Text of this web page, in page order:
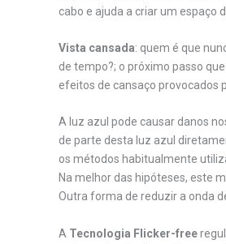
cabo e ajuda a criar um espaço
Vista cansada: quem é que
de tempo?; o próximo passo
efeitos de cansaço provocados
A luz azul pode causar danos
de parte desta luz azul
os métodos habitualmente
Na melhor das hipóteses, este
Outra forma de reduzir a onda
A Tecnologia Flicker-free